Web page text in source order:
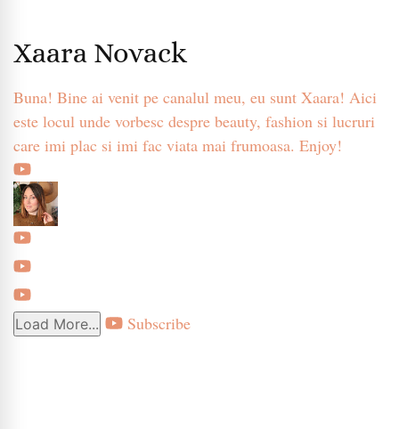
Xaara Novack
Buna! Bine ai venit pe canalul meu, eu sunt Xaara! Aici
este locul unde vorbesc despre beauty, fashion si lucruri
care imi plac si imi fac viata mai frumoasa. Enjoy!
Load More... Subscribe